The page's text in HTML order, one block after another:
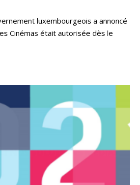
luxembourgeois a annoncé
Cinémas était autorisée dès le